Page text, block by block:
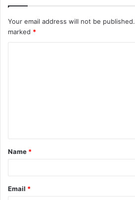
Your email address will not be published.
marked *
t
*
Name *
Email *